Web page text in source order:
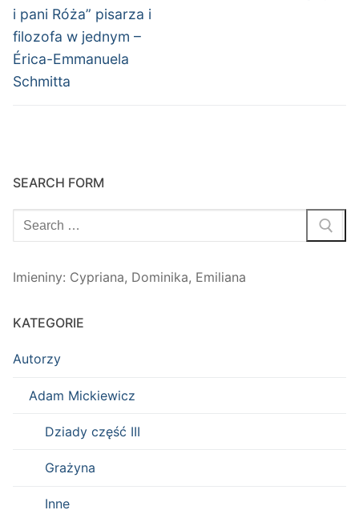
wpis:
i pani Róża” pisarza i
filozofa w jednym –
Érica-Emmanuela
Schmitta
SEARCH FORM
Szukaj:
Imieniny: Cypriana, Dominika, Emiliana
KATEGORIE
Autorzy
Adam Mickiewicz
Dziady część III
Grażyna
Inne